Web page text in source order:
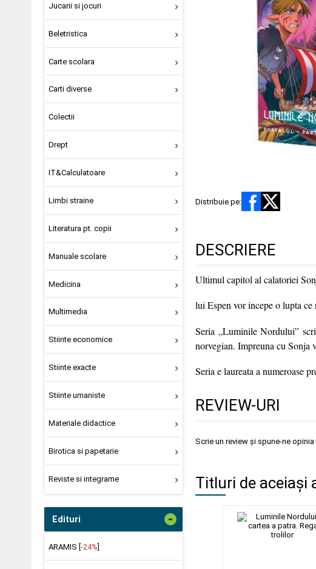
Jucarii si jocuri
Beletristica
Carte scolara
Carti diverse
Colectii
Drept
IT&Calculatoare
Limbi straine
Literatura pt. copii
Manuale scolare
Medicina
Multimedia
Stiinte economice
Stiinte exacte
Stiinte umaniste
Materiale didactice
Birotica si papetarie
Reviste si integrame
Edituri -
ARAMIS [-24%]
Distribuie pe:
DESCRIERE
Ultimul capitol al calatoriei
lui Espen vor incepe o lupta ce
Seria „Luminile Nordului”
norvegian. Impreuna cu Sonja
Seria e laureata a numeroase
REVIEW-URI
Scrie un review și spune-ne
Titluri de aceiași